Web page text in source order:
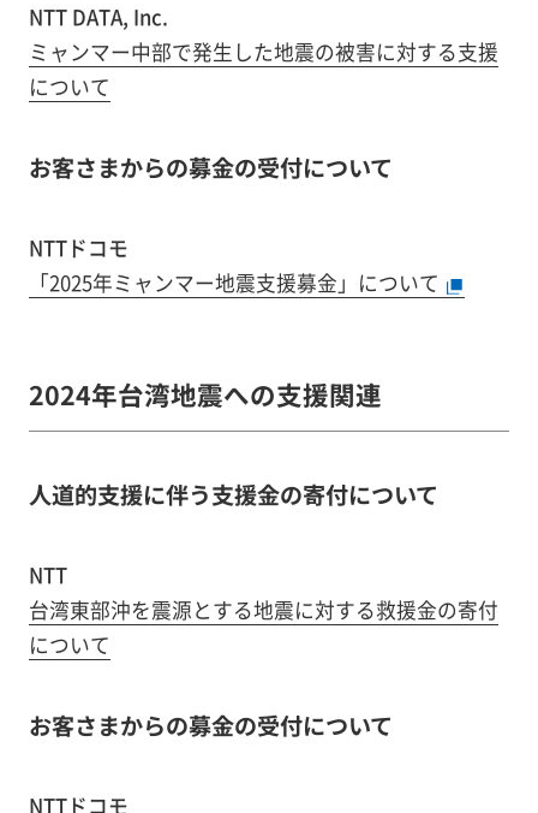
NTT DATA, Inc.
ミャンマー中部で発生した地震の被害に対する支援
について
お客さまからの募金の受付について
NTTドコモ
「2025年ミャンマー地震支援募金」について
2024年台湾地震への支援関連
人道的支援に伴う支援金の寄付について
NTT
台湾東部沖を震源とする地震に対する救援金の寄付
について
お客さまからの募金の受付について
NTTドコモ